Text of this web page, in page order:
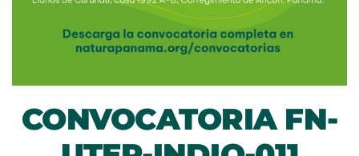
CONVOCATORIA FN-